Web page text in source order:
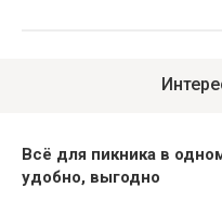
Всё для пикника в
удобно, выгодно